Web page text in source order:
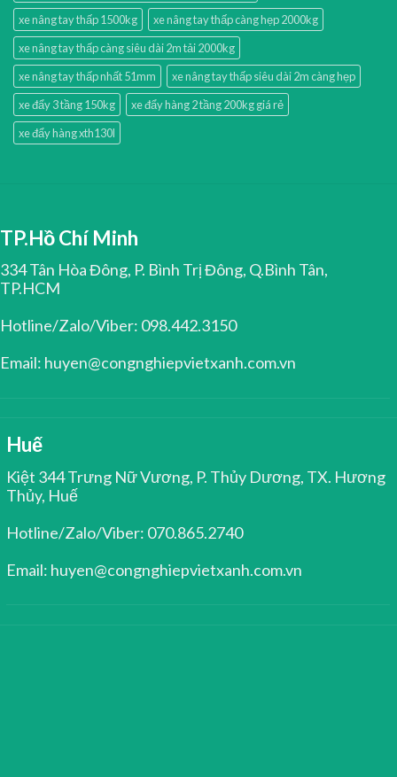
xe nâng tay thấp 1500kg
xe nâng tay thấp càng hẹp 2000kg
xe nâng tay thấp càng siêu dài 2m tải 2000kg
xe nâng tay thấp nhất 51mm
xe nâng tay thấp siêu dài 2m càng hẹp
xe đẩy 3 tầng 150kg
xe đẩy hàng 2 tầng 200kg giá rẻ
xe đẩy hàng xth130l
TP.Hồ Chí Minh
334 Tân Hòa Đông, P. Bình Trị Đông, Q.Bình Tân,
TP.HCM
Hotline/Zalo/Viber: 098.442.3150
Email: huyen@congnghiepvietxanh.com.vn
Huế
Kiệt 344 Trưng Nữ Vương, P. Thủy Dương, TX. Hương
Thủy, Huế
Hotline/Zalo/Viber: 070.865.2740
Email: huyen@congnghiepvietxanh.com.vn